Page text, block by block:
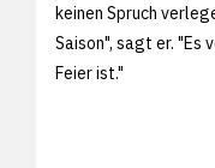
keinen Spruch
Saison", sagt er. "Es
Feier ist."